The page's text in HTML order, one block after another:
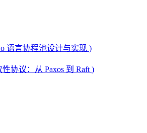
语言协程池设计与实现 )
协议：从 Paxos 到 Raft)